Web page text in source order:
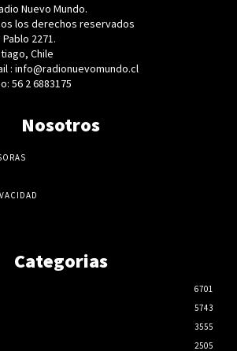
Nuevo Mundo.
los derechos reservados
Pablo 2271.
Chile
: info@radionuevomundo.cl
56 2 6883175
Nosotros
Categorias
6701
5743
3555
2505